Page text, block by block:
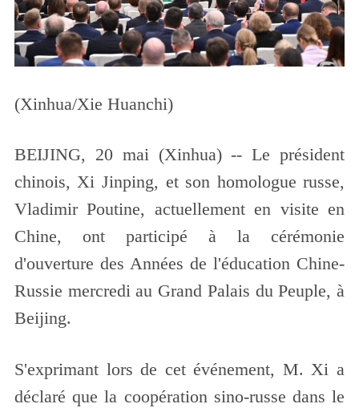
(Xinhua/Xie Huanchi)
BEIJING, 20 mai (Xinhua) -- Le président
chinois, Xi Jinping, et son homologue russe,
Vladimir Poutine, actuellement en visite en
Chine, ont participé à la cérémonie
d'ouverture des Années de l'éducation Chine-
Russie mercredi au Grand Palais du Peuple, à
Beijing.
S'exprimant lors de cet événement, M. Xi a
déclaré que la coopération sino-russe dans le